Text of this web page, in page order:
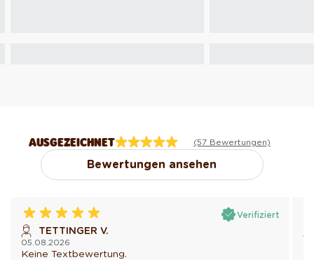
AUSGEZEICHNET (57 Bewertungen)
Bewertungen ansehen
Verifiziert
TETTINGER V.
05.08.2026
Keine Textbewertung.